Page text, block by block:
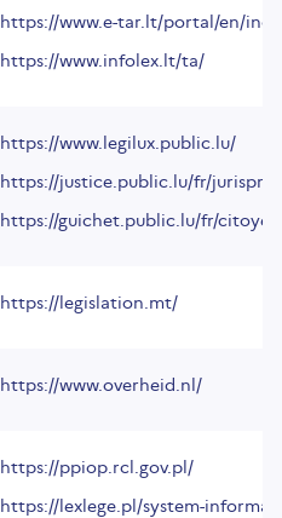
https://www.e-tar.lt/portal/en/
https://www.infolex.lt/ta/
https://www.legilux.public.lu/
https://justice.public.lu/fr/
https://guichet.public.lu/fr/
https://legislation.mt/
https://www.overheid.nl/
https://ppiop.rcl.gov.pl/
https://lexlege.pl/system-